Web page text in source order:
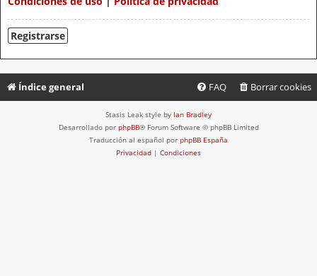
Registrarse
Índice general Borrar cookies
FAQ
Stasis Leak style by Ian Bradley
Desarrollado por phpBB® Forum Software © phpBB Limited
Traducción al español por phpBB España
Privacidad | Condiciones